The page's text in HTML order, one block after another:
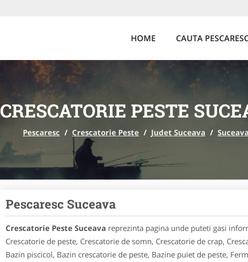
HOME CAUTA
CRESCATORIE PESTE
Pescaresc / Crescatorie Peste / Judet Suceava / Suceava
Pescaresc Suceava
Crescatorie Peste Suceava reprezinta pagina unde puteti gasi
Crescatorie de peste, Crescatorie de somn, Crescatorie de crap,
Bazin piscicol, Bazin crescatorie de peste, Bazine puiet de peste,